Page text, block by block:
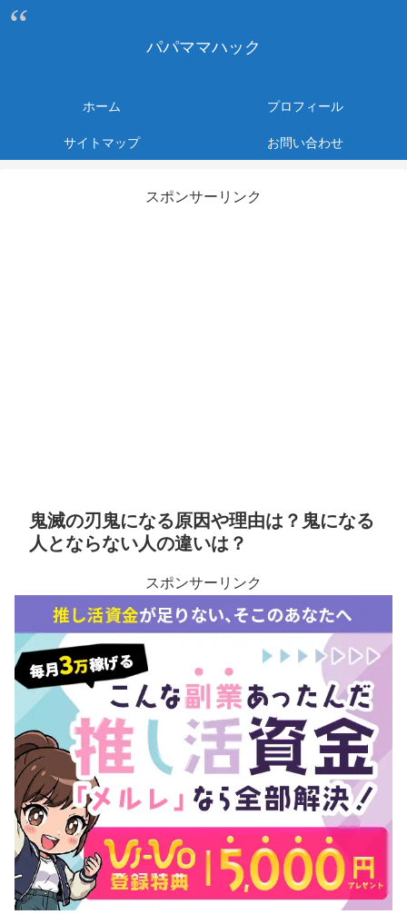
パパママハック
ホーム
プロフィール
サイトマップ
お問い合わせ
スポンサーリンク
鬼滅の刃鬼になる原因や理由は？鬼になる
人とならない人の違いは？
スポンサーリンク